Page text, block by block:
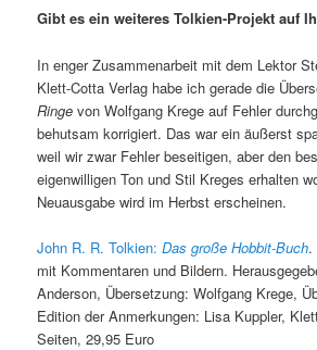
Gibt es ein weiteres Tolkien-Projekt auf
In enger Zusammenarbeit mit dem Lektor
Klett-Cotta Verlag habe ich gerade die
Ringe von Wolfgang Krege auf Fehler
behutsam korrigiert. Das war ein äußerst
weil wir zwar Fehler beseitigen, aber den
eigenwilligen Ton und Stil Kreges erhalten
Neuausgabe wird im Herbst erscheinen.
John R. R. Tolkien:Das große Hobbit-Buch.
mit Kommentaren und Bildern.
Anderson, Übersetzung: Wolfgang Krege,
Edition der Anmerkungen: Lisa Kuppler,
Seiten, 29,95 Euro